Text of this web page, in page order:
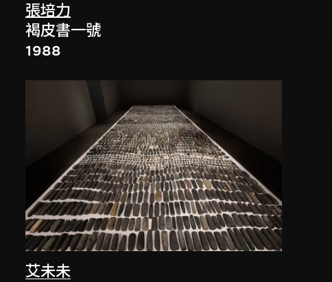
張培力
褐皮書一號
1988
艾未未